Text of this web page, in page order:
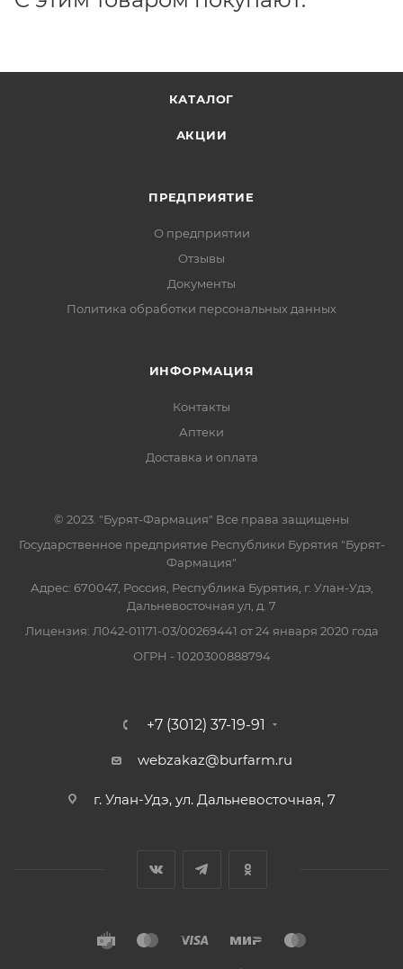
КАТАЛОГ
АКЦИИ
ПРЕДПРИЯТИЕ
О предприятии
Отзывы
Документы
Политика обработки персональных данных
ИНФОРМАЦИЯ
Контакты
Аптеки
Доставка и оплата
© 2023. "Бурят-Фармация" Все права защищены
Государственное предприятие Республики Бурятия "Бурят-
Фармация"
Адрес: 670047, Россия, Республика Бурятия, г. Улан-Удэ,
Дальневосточная ул, д. 7
Лицензия: Л042-01171-03/00269441 от 24 января 2020 года
ОГРН - 1020300888794
+7 (3012) 37-19-91
webzakaz@burfarm.ru
г. Улан-Удэ, ул. Дальневосточная, 7